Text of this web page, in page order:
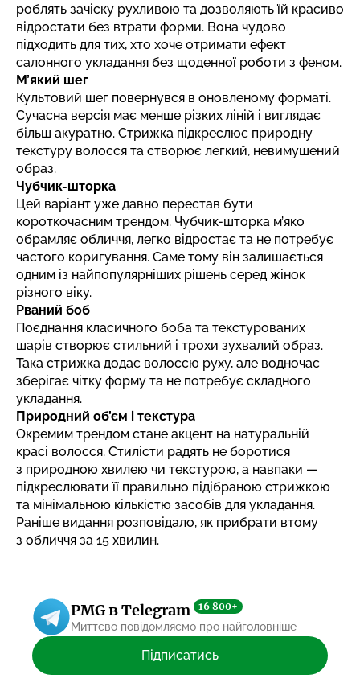
роблять зачіску рухливою та дозволяють їй красиво
відростати без втрати форми. Вона чудово
підходить для тих, хто хоче отримати ефект
салонного укладання без щоденної роботи з феном.
М’який шег
Культовий шег повернувся в оновленому форматі.
Сучасна версія має менше різких ліній і виглядає
більш акуратно. Стрижка підкреслює природну
текстуру волосся та створює легкий, невимушений
образ.
Чубчик-шторка
Цей варіант уже давно перестав бути
короткочасним трендом. Чубчик-шторка м’яко
обрамляє обличчя, легко відростає та не потребує
частого коригування. Саме тому він залишається
одним із найпопулярніших рішень серед жінок
різного віку.
Рваний боб
Поєднання класичного боба та текстурованих
шарів створює стильний і трохи зухвалий образ.
Така стрижка додає волоссю руху, але водночас
зберігає чітку форму та не потребує складного
укладання.
Природний об’єм і текстура
Окремим трендом стане акцент на натуральній
красі волосся. Стилісти радять не боротися
з природною хвилею чи текстурою, а навпаки —
підкреслювати її правильно підібраною стрижкою
та мінімальною кількістю засобів для укладання.
Раніше видання розповідало, як прибрати втому
з обличчя за 15 хвилин.
PMG в Telegram 16 800+
Миттєво повідомляємо про найголовніше
Підписатись